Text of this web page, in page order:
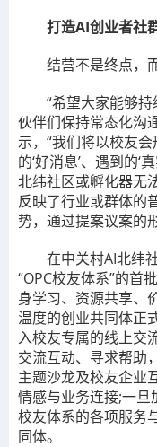
打造AI创业者社
结营不是终点，而
“希望大家能够持
伙伴们保持常态化沟
示，“我们将以校友
的‘好消息’、遇到的‘
北纬社区或孵化器无
反映了行业或群体的
势，通过提案议案的
在中关村AI北纬社
“OPC校友体系”的首
身学习、资源共享、
温度的创业共同体正
入校友专属的线上交
交流互动、寻求帮助
主题沙龙及校友企业
情感与业务连接;一
校友体系的各项服务
同体。